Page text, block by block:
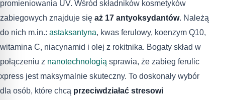
promieniowania UV. Wśród składników kosmetyków
zabiegowych znajduje się aż 17 antyoksydantów. Należą
do nich m.in.: astaksantyna, kwas ferulowy, koenzym Q10,
witamina C, niacynamid i olej z rokitnika. Bogaty skład w
połączeniu z nanotechnologią sprawia, że zabieg ferulic
xpress jest maksymalnie skuteczny. To doskonały wybór
dla osób, które chcą przeciwdziałać stresowi